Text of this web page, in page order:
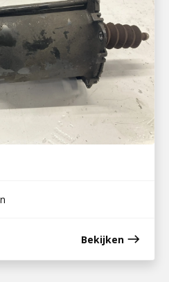
TGM
Bekijken east